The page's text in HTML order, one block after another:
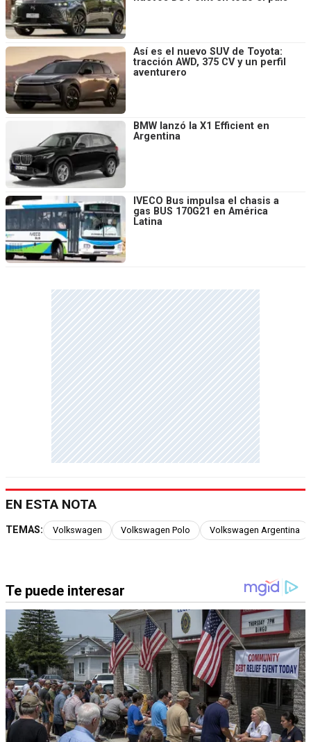
Así es el nuevo SUV de Toyota:
tracción AWD, 375 CV y un perfil
aventurero
BMW lanzó la X1 Efficient en
Argentina
IVECO Bus impulsa el chasis a
gas BUS 170G21 en América
Latina
EN ESTA NOTA
TEMAS: Volkswagen Volkswagen Polo Volkswagen Argentina